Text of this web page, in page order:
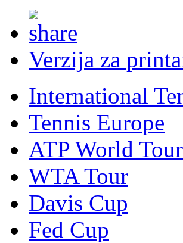
Verzija za
International
Tennis Europe
ATP World Tour
WTA Tour
Davis Cup
Fed Cup